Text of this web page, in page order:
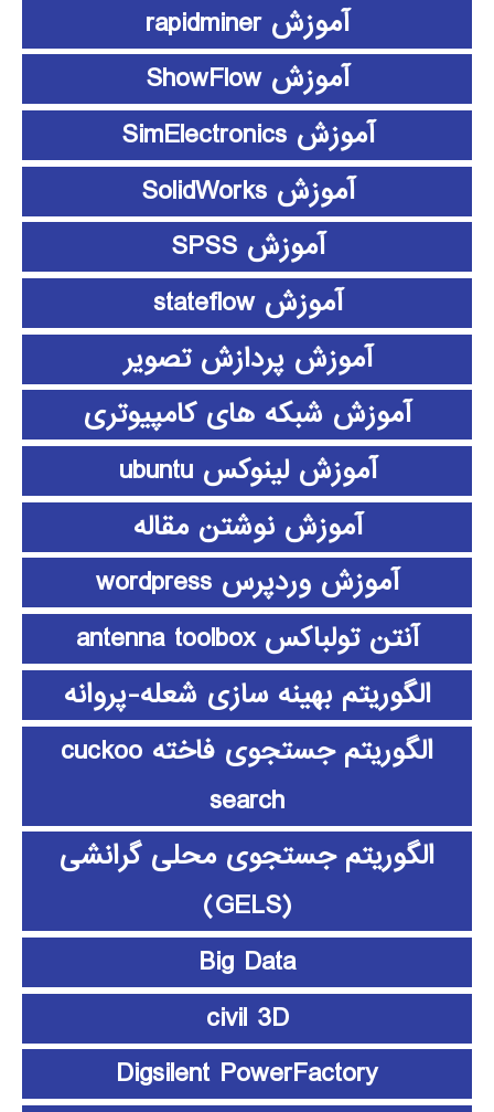
آموزش rapidminer
آموزش ShowFlow
آموزش SimElectronics
آموزش SolidWorks
آموزش SPSS
آموزش stateflow
آموزش پردازش تصویر
آموزش شبکه های کامپیوتری
آموزش لینوکس ubuntu
آموزش نوشتن مقاله
آموزش وردپرس wordpress
آنتن تولباکس antenna toolbox
الگوریتم بهینه سازی شعله-پروانه
الگوریتم جستجوی فاخته cuckoo
search
الگوریتم جستجوی محلی گرانشی
(GELS)
Big Data
civil 3D
Digsilent PowerFactory